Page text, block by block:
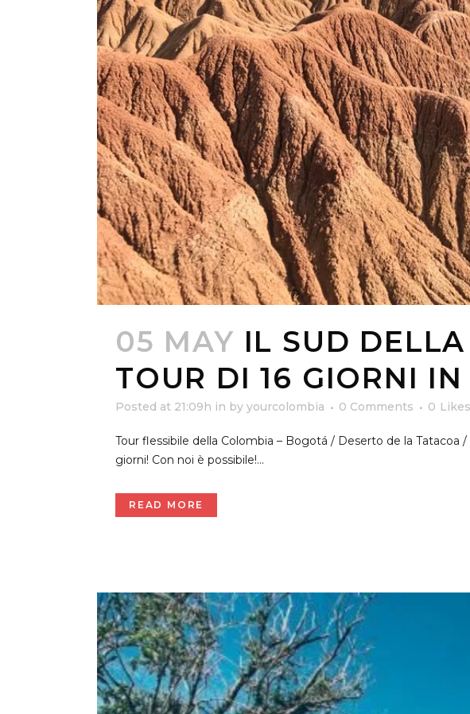
05 MAY IL SUD
TOUR DI 16 GIORNI
Posted at 21:09h in by yourcolombia 0 Comments 0 Likes
Tour flessibile della Colombia – Bogotá / Deserto de la
giorni! Con noi è possibile!...
READ MORE